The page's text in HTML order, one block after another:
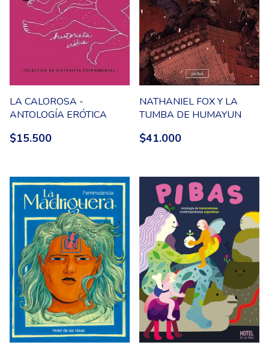
LA CALOROSA -
ANTOLOGÍA ERÓTICA
$15.500
NATHANIEL FOX Y LA
TUMBA DE HUMAYUN
$41.000